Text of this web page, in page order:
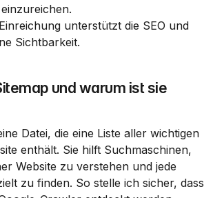
unterstützt die SEO und
Sichtbarkeit.
und warum ist sie
Datei, die eine Liste aller wichtigen
enthält. Sie hilft Suchmaschinen,
Website zu verstehen und jede
zu finden. So stelle ich sicher, dass